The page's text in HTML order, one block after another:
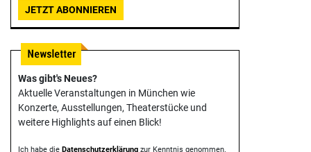
JETZT ABONNIEREN
Was gibt's Neues?
Aktuelle Veranstaltungen in München wie
Konzerte, Ausstellungen, Theater­stücke und
weitere Highlights auf einen Blick!
Ich habe die Datenschutzerklärung zur Kenntnis genommen.